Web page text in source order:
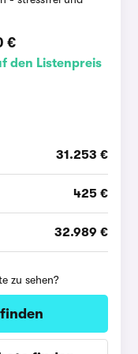
€
den Listenpreis
31.253 €
425 €
32.989 €
zu sehen?